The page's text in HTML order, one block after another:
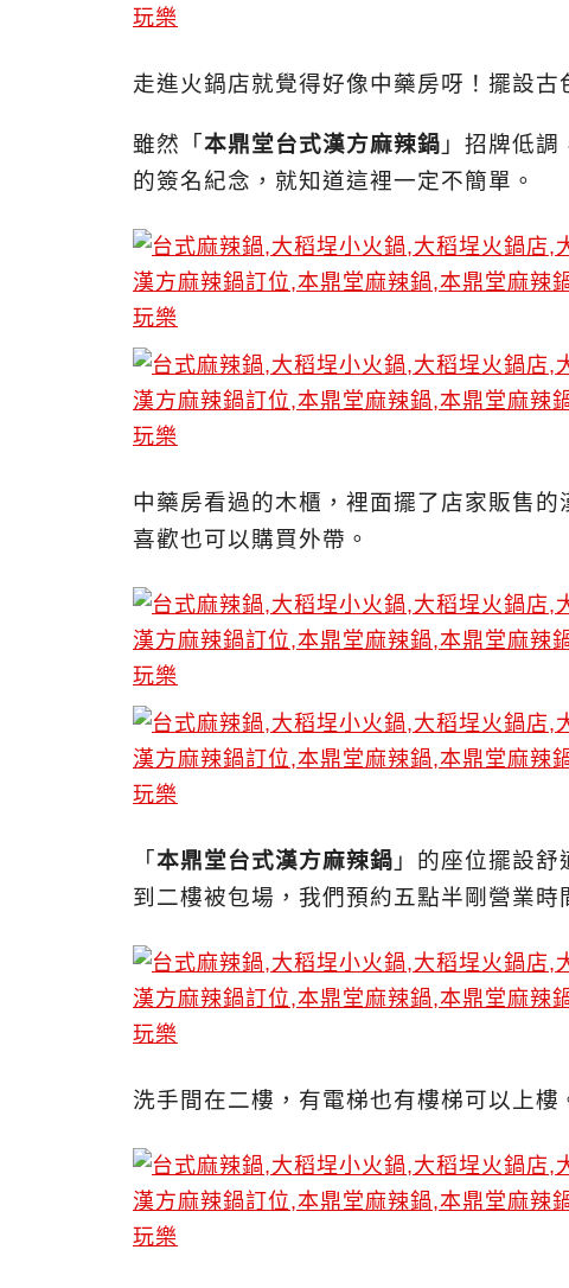
走進火鍋店就覺得好像中藥房呀！擺設古
雖然「 本鼎堂台式漢方麻辣鍋 」招牌低
的簽名紀念，就知道這裡一定不簡單。
中藥房看過的木櫃，裡面擺了店家販售
喜歡也可以購買外帶。
「 本鼎堂台式漢方麻辣鍋 」的座位擺設
到二樓被包場，我們預約五點半剛營業時
洗手間在二樓，有電梯也有樓梯可以上樓